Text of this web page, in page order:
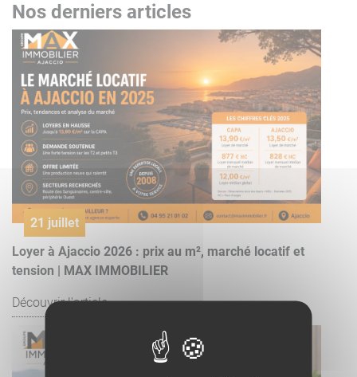
Nos derniers articles
21 juillet
Loyer à Ajaccio 2026 : prix au m², marché locatif et
tension | MAX IMMOBILIER
Découvrir l'article